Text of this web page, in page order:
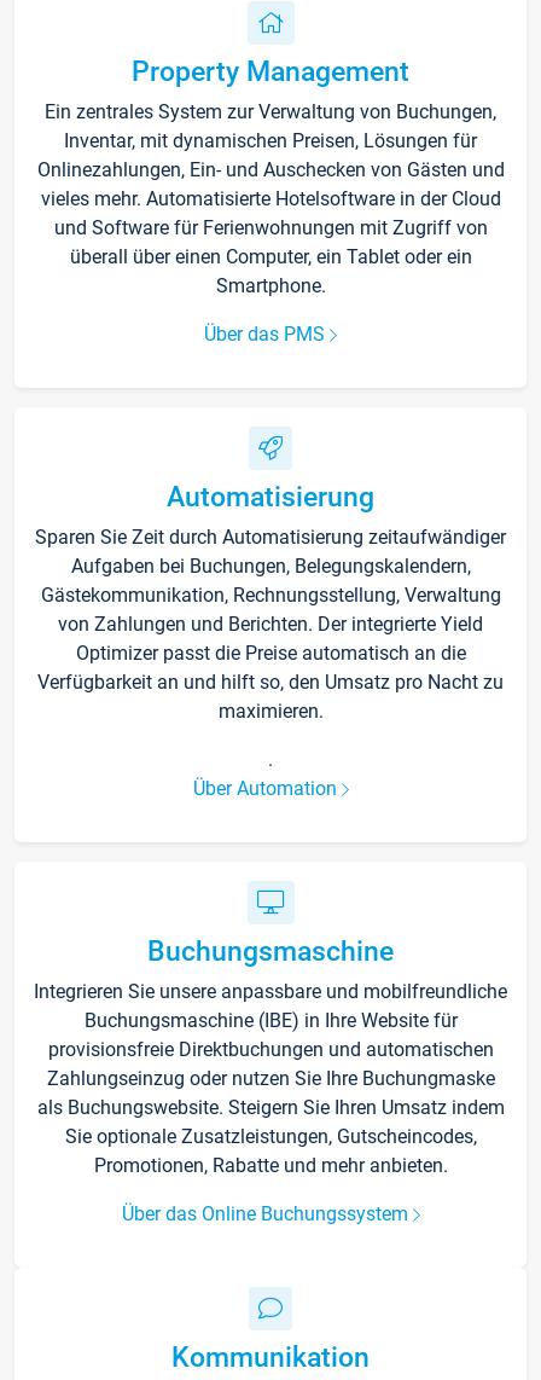
Property Management
Ein zentrales System zur Verwaltung von Buchungen,
Inventar, mit dynamischen Preisen, Lösungen für
Onlinezahlungen, Ein- und Auschecken von Gästen und
vieles mehr. Automatisierte Hotelsoftware in der Cloud
und Software für Ferienwohnungen mit Zugriff von
überall über einen Computer, ein Tablet oder ein
Smartphone.
Über das PMS
Automatisierung
Sparen Sie Zeit durch Automatisierung zeitaufwändiger
Aufgaben bei Buchungen, Belegungskalendern,
Gästekommunikation, Rechnungsstellung, Verwaltung
von Zahlungen und Berichten. Der integrierte Yield
Optimizer passt die Preise automatisch an die
Verfügbarkeit an und hilft so, den Umsatz pro Nacht zu
maximieren.
.
Über Automation
Buchungsmaschine
Integrieren Sie unsere anpassbare und mobilfreundliche
Buchungsmaschine (IBE) in Ihre Website für
provisionsfreie Direktbuchungen und automatischen
Zahlungseinzug oder nutzen Sie Ihre Buchungmaske
als Buchungswebsite. Steigern Sie Ihren Umsatz indem
Sie optionale Zusatzleistungen, Gutscheincodes,
Promotionen, Rabatte und mehr anbieten.
Über das Online Buchungssystem
Kommunikation